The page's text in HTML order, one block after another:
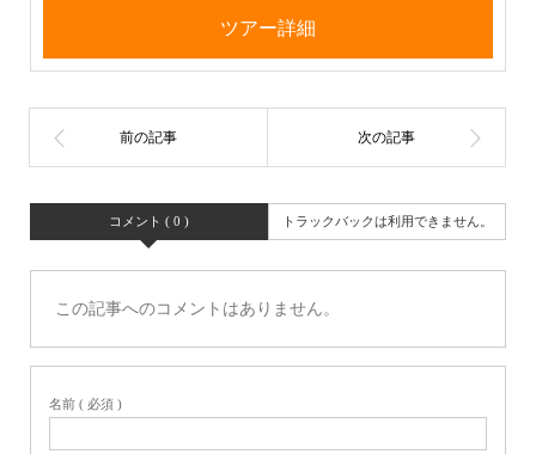
ツアー詳細
コメント ( 0 ) トラックバックは利用できません。
この記事へのコメントはありません。
名前 ( 必須 )